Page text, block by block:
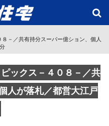
－／共有持分スーパー億ション、個人
ックス－４０８－／共
人が落札／都営大江戸